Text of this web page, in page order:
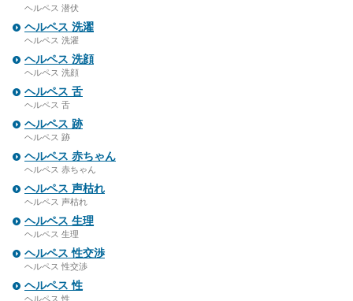
ヘルペス 潜伏
ヘルペス 洗濯
ヘルペス 洗濯
ヘルペス 洗顔
ヘルペス 洗顔
ヘルペス 舌
ヘルペス 舌
ヘルペス 跡
ヘルペス 跡
ヘルペス 赤ちゃん
ヘルペス 赤ちゃん
ヘルペス 声枯れ
ヘルペス 声枯れ
ヘルペス 生理
ヘルペス 生理
ヘルペス 性交渉
ヘルペス 性交渉
ヘルペス 性
ヘルペス 性